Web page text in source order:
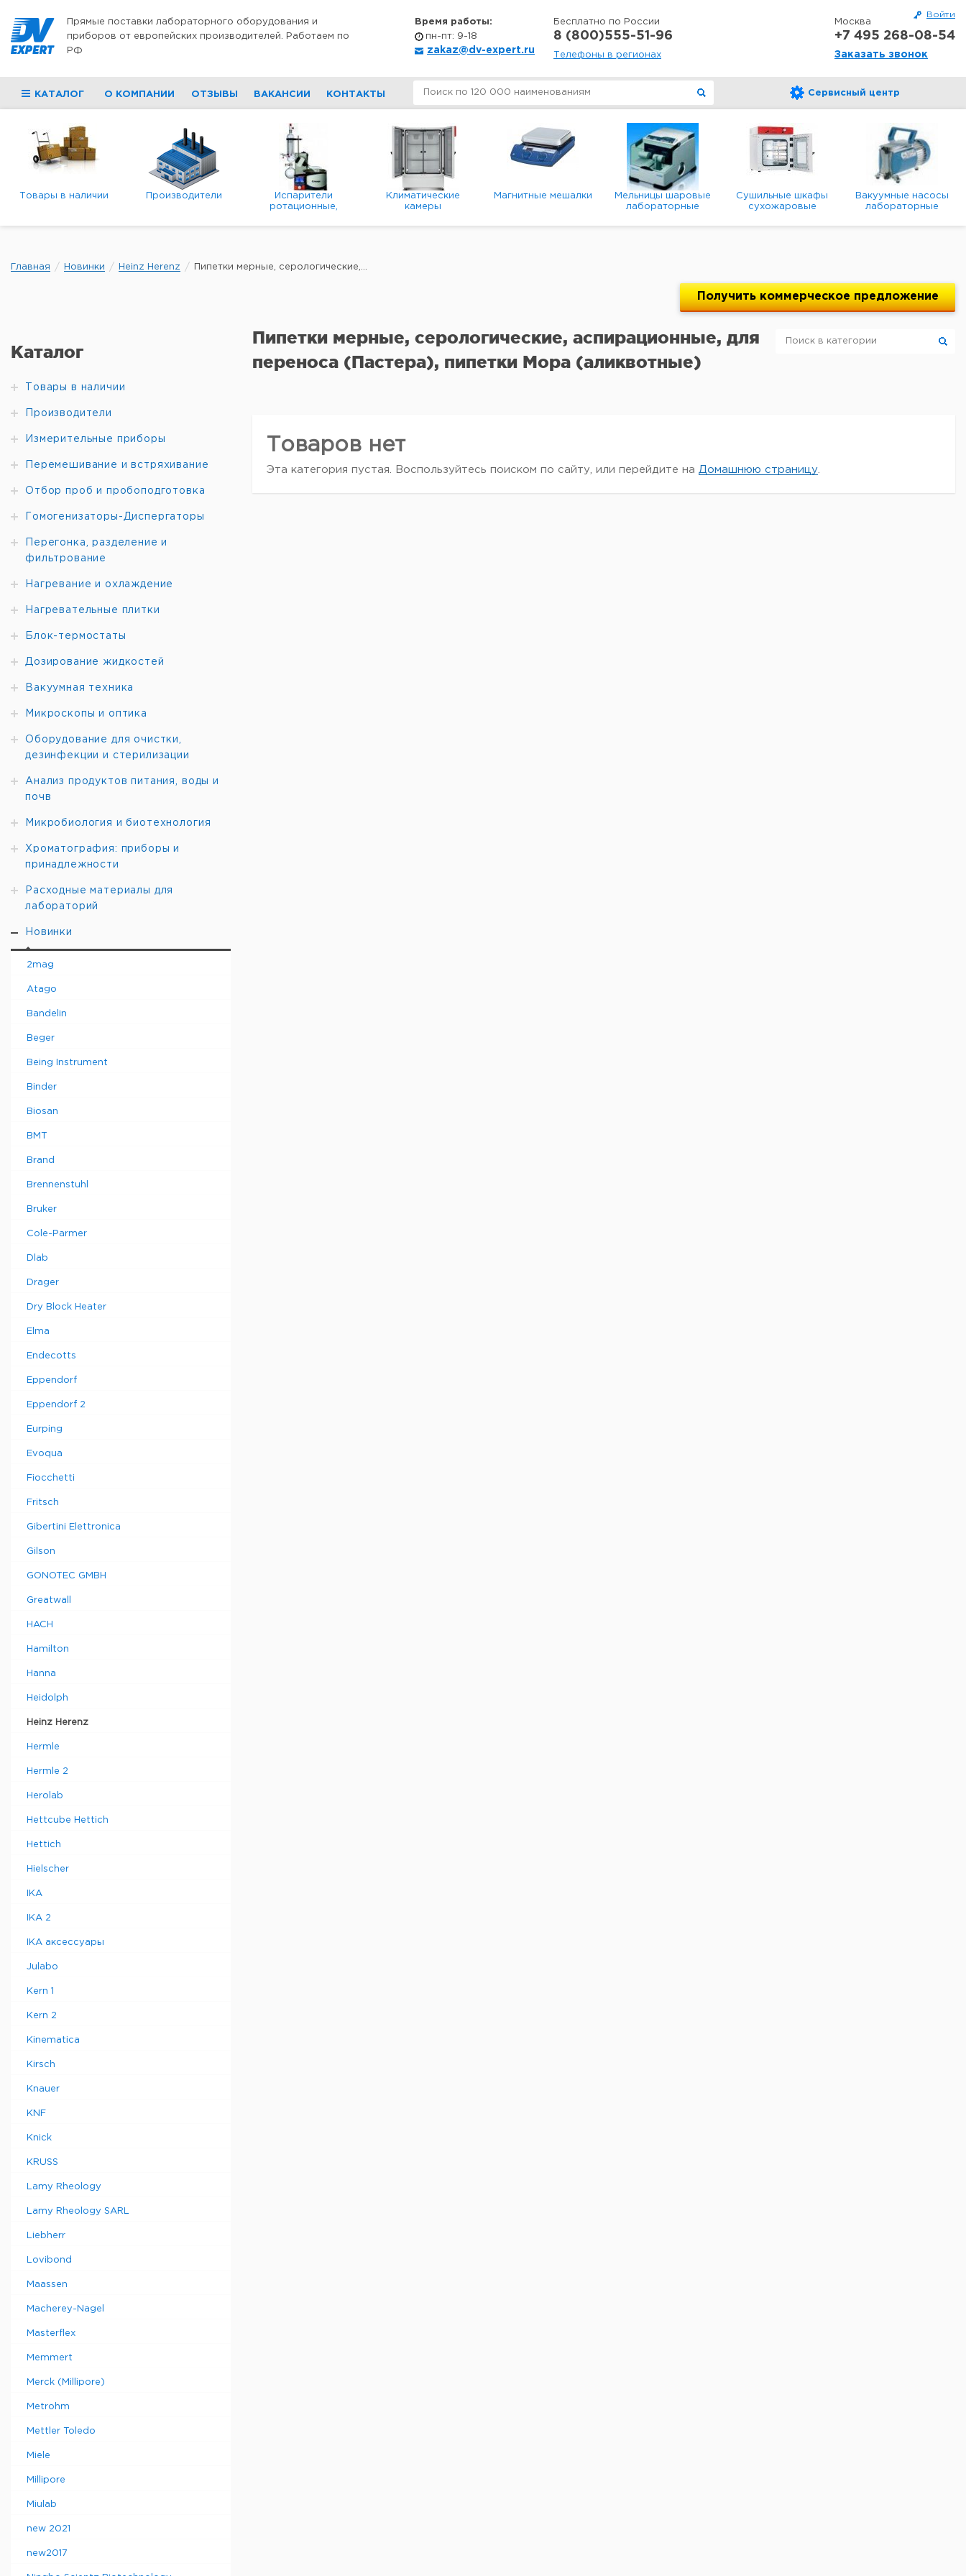
Войти
Прямые поставки лабораторного оборудования и
приборов от европейских производителей. Работаем по
РФ
Время работы:
пн-пт: 9-18
zakaz@dv-expert.ru
Бесплатно по России
8 (800)555-51-96
Телефоны в регионах
Москва
+7 495 268-08-54
Заказать звонок
КАТАЛОГ О КОМПАНИИ ОТЗЫВЫ ВАКАНСИИ КОНТАКТЫ Сервисный центр
Товары в наличии Производители
Испарители
ротационные,
вакуумные
Климатические
камеры
Магнитные мешалки
Мельницы шаровые
лабораторные
Сушильные шкафы
сухожаровые
Вакуумные насосы
лабораторные
мембранные
Главная Новинки Heinz Herenz Пипетки мерные, серологические,...
Получить коммерческое предложение
Каталог
Товары в наличии
Производители
Измерительные приборы
Перемешивание и встряхивание
Отбор проб и пробоподготовка
Гомогенизаторы-Диспергаторы
Перегонка, разделение и
фильтрование
Нагревание и охлаждение
Нагревательные плитки
Блок-термостаты
Дозирование жидкостей
Вакуумная техника
Микроскопы и оптика
Оборудование для очистки,
дезинфекции и стерилизации
Анализ продуктов питания, воды и
почв
Микробиология и биотехнология
Хроматография: приборы и
принадлежности
Расходные материалы для
лабораторий
Новинки
2mag
Atago
Bandelin
Beger
Being Instrument
Binder
Biosan
BMT
Brand
Brennenstuhl
Bruker
Cole-Parmer
Dlab
Drager
Dry Block Heater
Elma
Endecotts
Eppendorf
Eppendorf 2
Eurping
Evoqua
Fiocchetti
Fritsch
Gibertini Elettronica
Gilson
GONOTEC GMBH
Greatwall
HACH
Hamilton
Hanna
Heidolph
Heinz Herenz
Hermle
Hermle 2
Herolab
Hettcube Hettich
Hettich
Hielscher
IKA
IKA 2
IKA аксессуары
Julabo
Kern 1
Kern 2
Kinematica
Kirsch
Knauer
KNF
Knick
KRUSS
Lamy Rheology
Lamy Rheology SARL
Liebherr
Lovibond
Maassen
Macherey-Nagel
Masterflex
Memmert
Merck (Millipore)
Metrohm
Mettler Toledo
Miele
Millipore
Miulab
new 2021
new2017
Пипетки мерные, серологические, аспирационные, для
переноса (Пастера), пипетки Мора (аликвотные)
Товаров нет
Эта категория пустая. Воспользуйтесь поиском по сайту, или перейдите на Домашнюю страницу